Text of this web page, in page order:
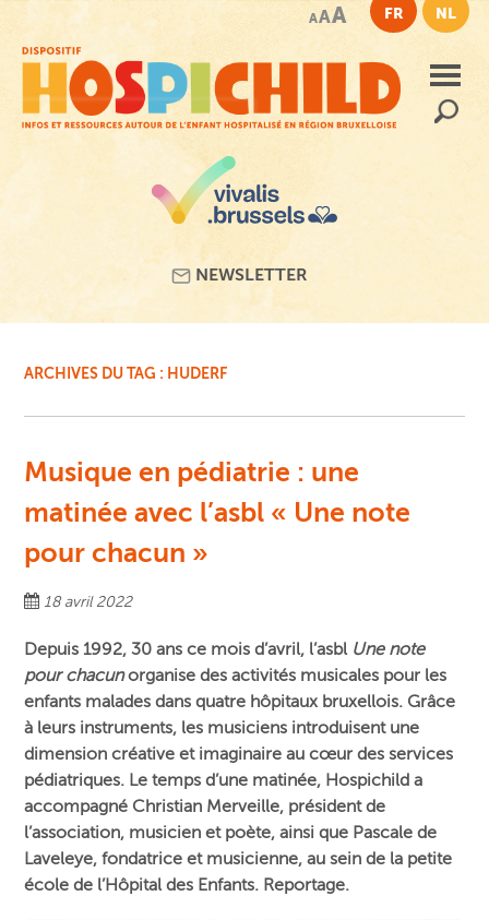
contenu
principal
AAA FR NL
NEWSLETTER
ARCHIVES DU TAG : HUDERF
Musique en pédiatrie : une
matinée avec l’asbl « Une note
pour chacun »
18 avril 2022
Depuis 1992, 30 ans ce mois d’avril, l’asbl Une note
pour chacunorganise des activités musicales pour les
enfants malades dans quatre hôpitaux bruxellois. Grâce
à leurs instruments, les musiciens introduisent une
dimension créative et imaginaire au cœur des services
pédiatriques. Le temps d’une matinée, Hospichild a
accompagné Christian Merveille, président de
l’association, musicien et poète, ainsi que Pascale de
Laveleye, fondatrice et musicienne,au sein de la petite
école de l’Hôpital des Enfants. Reportage.